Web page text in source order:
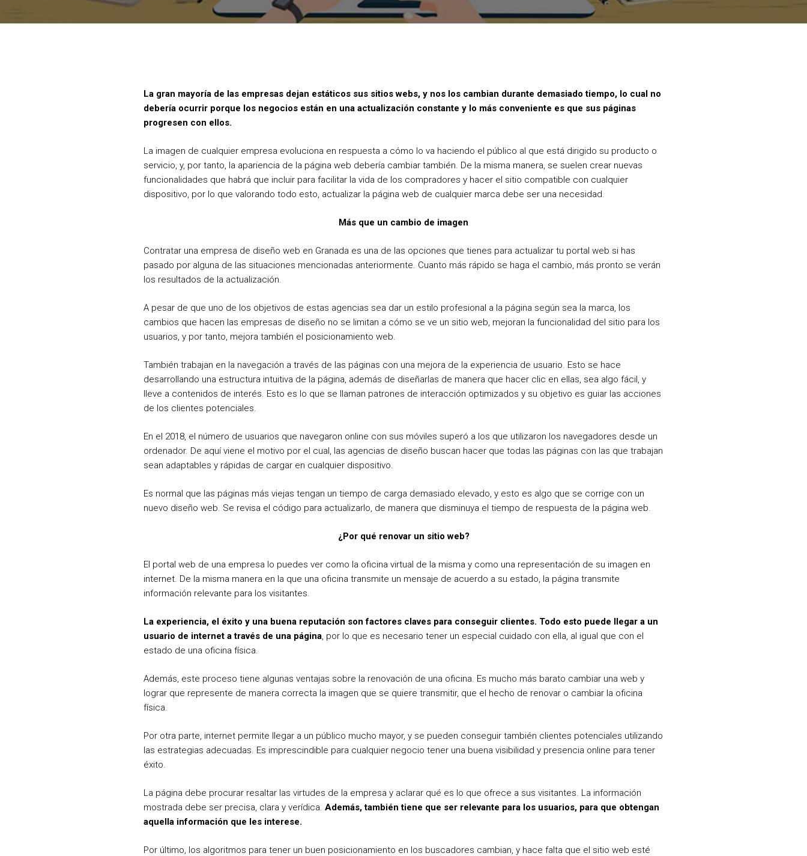
k
s
La gran mayoría de las empresas dejan estáticos sus sitios webs, y nos los cambian durante demasiado tiempo, lo cual no
debería ocurrir porque los negocios están en una actualización constante y lo más conveniente es que sus páginas
progresen con ellos.
La imagen de cualquier empresa evoluciona en respuesta a cómo lo va haciendo el público al que está dirigido su producto o
servicio, y, por tanto, la apariencia de la página web debería cambiar también. De la misma manera, se suelen crear nuevas
funcionalidades que habrá que incluir para facilitar la vida de los compradores y hacer el sitio compatible con cualquier
dispositivo, por lo que valorando todo esto, actualizar la página web de cualquier marca debe ser una necesidad.
Más que un cambio de imagen
Contratar una empresa de diseño web en Granada es una de las opciones que tienes para actualizar tu portal web si has
pasado por alguna de las situaciones mencionadas anteriormente. Cuanto más rápido se haga el cambio, más pronto se verán
los resultados de la actualización.
A pesar de que uno de los objetivos de estas agencias sea dar un estilo profesional a la página según sea la marca, los
cambios que hacen las empresas de diseño no se limitan a cómo se ve un sitio web, mejoran la funcionalidad del sitio para los
usuarios, y por tanto, mejora también el posicionamiento web.
También trabajan en la navegación a través de las páginas con una mejora de la experiencia de usuario. Esto se hace
desarrollando una estructura intuitiva de la página, además de diseñarlas de manera que hacer clic en ellas, sea algo fácil, y
lleve a contenidos de interés. Esto es lo que se llaman patrones de interacción optimizados y su objetivo es guiar las acciones
de los clientes potenciales.
En el 2018, el número de usuarios que navegaron online con sus móviles superó a los que utilizaron los navegadores desde un
ordenador. De aquí viene el motivo por el cual, las agencias de diseño buscan hacer que todas las páginas con las que trabajan
sean adaptables y rápidas de cargar en cualquier dispositivo.
Es normal que las páginas más viejas tengan un tiempo de carga demasiado elevado, y esto es algo que se corrige con un
nuevo diseño web. Se revisa el código para actualizarlo, de manera que disminuya el tiempo de respuesta de la página web.
¿Por qué renovar un sitio web?
El portal web de una empresa lo puedes ver como la oficina virtual de la misma y como una representación de su imagen en
internet. De la misma manera en la que una oficina transmite un mensaje de acuerdo a su estado, la página transmite
información relevante para los visitantes.
La experiencia, el éxito y una buena reputación son factores claves para conseguir clientes. Todo esto puede llegar a un
usuario de internet a través de una página , por lo que es necesario tener un especial cuidado con ella, al igual que con el
estado de una oficina física.
Además, este proceso tiene algunas ventajas sobre la renovación de una oficina. Es mucho más barato cambiar una web y
lograr que represente de manera correcta la imagen que se quiere transmitir, que el hecho de renovar o cambiar la oficina
física.
Por otra parte, internet permite llegar a un público mucho mayor, y se pueden conseguir también clientes potenciales utilizando
las estrategias adecuadas. Es imprescindible para cualquier negocio tener una buena visibilidad y presencia online para tener
éxito.
La página debe procurar resaltar las virtudes de la empresa y aclarar qué es lo que ofrece a sus visitantes. La información
mostrada debe ser precisa, clara y verídica. Además, también tiene que ser relevante para los usuarios, para que obtengan
aquella información que les interese.
Por último, los algoritmos para tener un buen posicionamiento en los buscadores cambian, y hace falta que el sitio web esté